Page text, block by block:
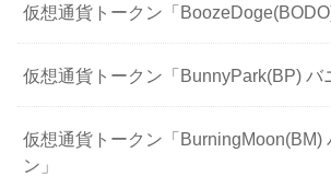
仮想通貨トークン「BoozeDoge(BODO)
仮想通貨トークン「BunnyPark(BP) バ
仮想通貨トークン「BurningMoon(BM)
ン」